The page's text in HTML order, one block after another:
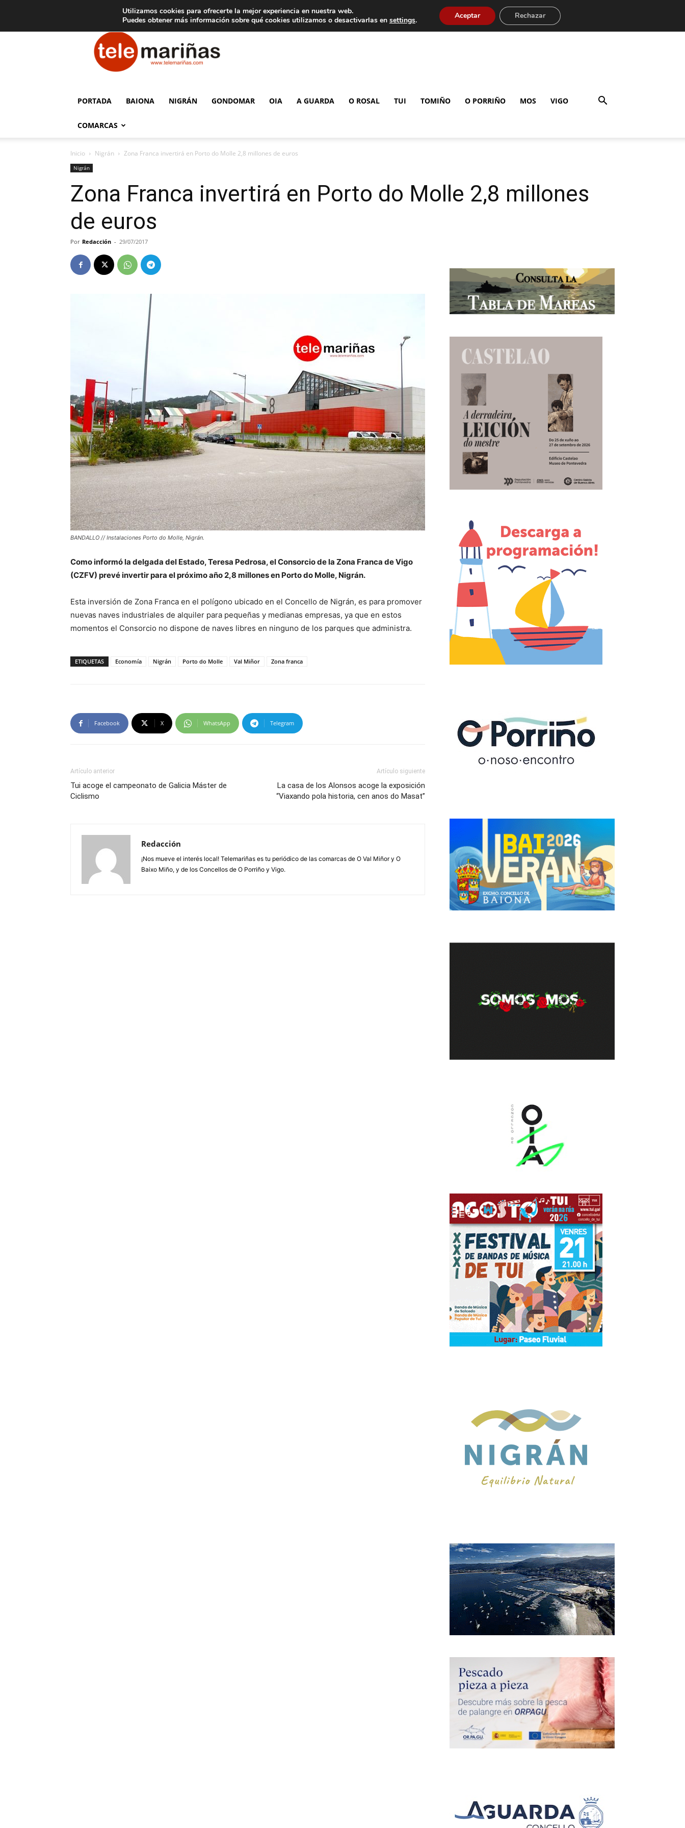
Aviso legal Tarifas de publicidad
Telemariñas
PORTADA BAIONA NIGRÁN GONDOMAR OIA A GUARDA O ROSAL TUI TOMIÑO O PORRIÑO MOS VIGO
COMARCAS
Inicio Nigrán Zona Franca invertirá en Porto do Molle 2,8 millones de euros
Nigrán
Zona Franca invertirá en Porto do Molle 2,8 millones
de euros
Por Redacción - 29/07/2017
BANDALLO // Instalaciones Porto do Molle, Nigrán.
Como informó la delgada del Estado, Teresa Pedrosa, el Consorcio de la Zona Franca de Vigo
(CZFV) prevé invertir para el próximo año 2,8 millones en Porto do Molle, Nigrán.
Esta inversión de Zona Franca en el polígono ubicado en el Concello de Nigrán, es para promover
nuevas naves industriales de alquiler para pequeñas y medianas empresas, ya que en estos
momentos el Consorcio no dispone de naves libres en ninguno de los parques que administra.
ETIQUETAS Economía Nigrán Porto do Molle Val Miñor Zona franca
Facebook X WhatsApp Telegram
Artículo anterior
Tui acoge el campeonato de Galicia Máster de
Ciclismo
Artículo siguiente
La casa de los Alonsos acoge la exposición
“Viaxando pola historia, cen anos do Masat”
Redacción
¡Nos mueve el interés local! Telemariñas es tu periódico de las comarcas de O Val Miñor y O
Baixo Miño, y de los Concellos de O Porriño y Vigo.
Utilizamos cookies para ofrecerte la mejor experiencia en nuestra web.
Puedes obtener más información sobre qué cookies utilizamos o desactivarlas en settings. Aceptar Rechazar